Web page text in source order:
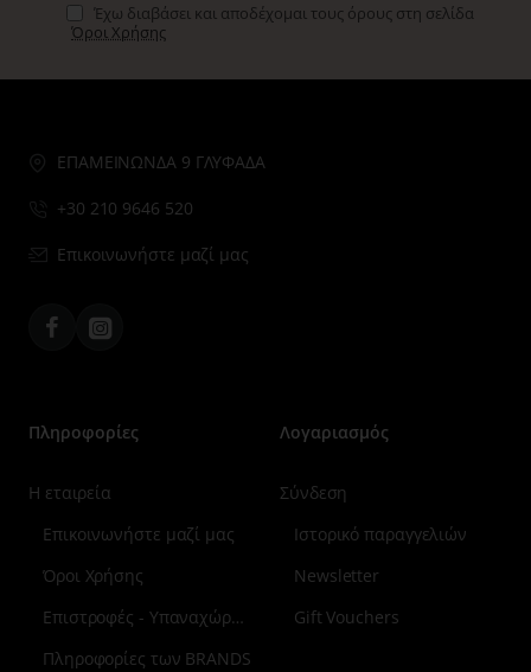
Έχω διαβάσει και αποδέχομαι τους όρους στη σελίδα
Όροι Χρήσης
ΕΠΑΜΕΙΝΩΝΔΑ 9 ΓΛΥΦΑΔΑ
+30 210 9646 520
Επικοινωνήστε μαζί μας
FacebookInstagram
Πληροφορίες
Η εταιρεία
Επικοινωνήστε μαζί μας
Όροι Χρήσης
Επιστροφές - Υπαναχώρηση
Πληροφορίες των BRANDS
Λογαριασμός
Σύνδεση
Ιστορικό παραγγελιών
Newsletter
Gift Vouchers